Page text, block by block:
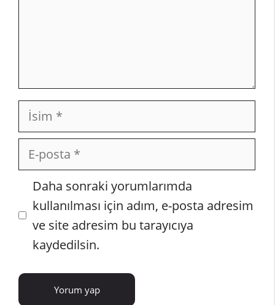
İsim
posta
İnternet
sitesi
Daha sonraki yorumlarımda
kullanılması için adım, e-posta adresim
ve site adresim bu tarayıcıya
kaydedilsin.